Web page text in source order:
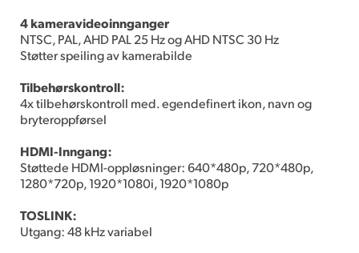
4 kameravideoinnganger
NTSC, PAL, AHD PAL 25 Hz og AHD NTSC 30 Hz
Støtter speiling av kamerabilde
Tilbehørskontroll:
4x tilbehørskontroll med. egendefinert ikon, navn og
bryteroppførsel
HDMI-Inngang:
Støttede HDMI-oppløsninger: 640*480p, 720*480p,
1280*720p, 1920*1080i, 1920*1080p
TOSLINK:
Utgang: 48 kHz variabel